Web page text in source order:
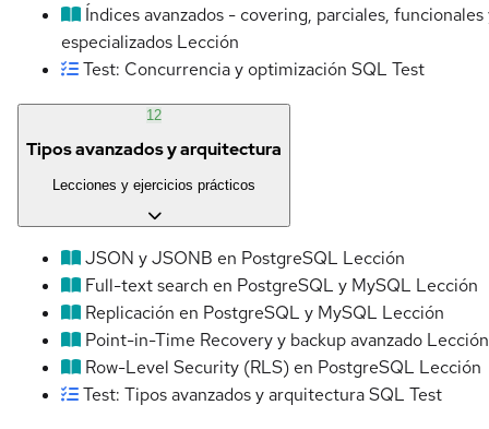
Índices avanzados - covering, parciales, funcionales
especializados Lección
Test: Concurrencia y optimización SQL Test
12
Tipos avanzados y arquitectura
Lecciones y ejercicios prácticos
JSON y JSONB en PostgreSQL Lección
Full-text search en PostgreSQL y MySQL Lección
Replicación en PostgreSQL y MySQL Lección
Point-in-Time Recovery y backup avanzado Lección
Row-Level Security (RLS) en PostgreSQL Lección
Test: Tipos avanzados y arquitectura SQL Test